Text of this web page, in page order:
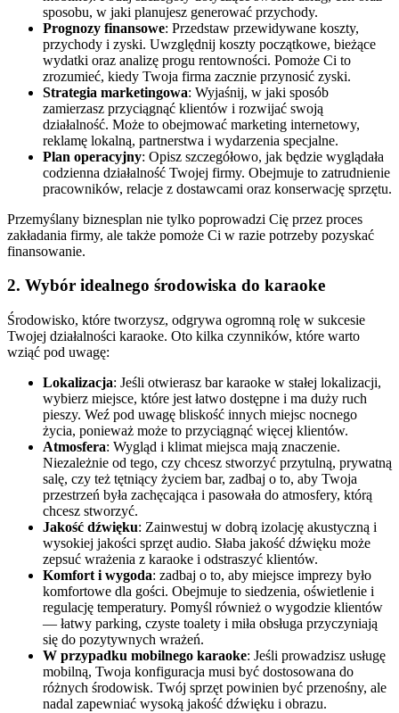
sposobu, w jaki planujesz generować przychody.
Prognozy finansowe: Przedstaw przewidywane koszty,
przychody i zyski. Uwzględnij koszty początkowe, bieżące
wydatki oraz analizę progu rentowności. Pomoże Ci to
zrozumieć, kiedy Twoja firma zacznie przynosić zyski.
Strategia marketingowa: Wyjaśnij, w jaki sposób
zamierzasz przyciągnąć klientów i rozwijać swoją
działalność. Może to obejmować marketing internetowy,
reklamę lokalną, partnerstwa i wydarzenia specjalne.
Plan operacyjny: Opisz szczegółowo, jak będzie wyglądała
codzienna działalność Twojej firmy. Obejmuje to zatrudnienie
pracowników, relacje z dostawcami oraz konserwację sprzętu.
Przemyślany biznesplan nie tylko poprowadzi Cię przez proces
zakładania firmy, ale także pomoże Ci w razie potrzeby pozyskać
finansowanie.
2. Wybór idealnego środowiska do karaoke
Środowisko, które tworzysz, odgrywa ogromną rolę w sukcesie
Twojej działalności karaoke. Oto kilka czynników, które warto
wziąć pod uwagę:
Lokalizacja: Jeśli otwierasz bar karaoke w stałej lokalizacji,
wybierz miejsce, które jest łatwo dostępne i ma duży ruch
pieszy. Weź pod uwagę bliskość innych miejsc nocnego
życia, ponieważ może to przyciągnąć więcej klientów.
Atmosfera: Wygląd i klimat miejsca mają znaczenie.
Niezależnie od tego, czy chcesz stworzyć przytulną, prywatną
salę, czy też tętniący życiem bar, zadbaj o to, aby Twoja
przestrzeń była zachęcająca i pasowała do atmosfery, którą
chcesz stworzyć.
Jakość dźwięku: Zainwestuj w dobrą izolację akustyczną i
wysokiej jakości sprzęt audio. Słaba jakość dźwięku może
zepsuć wrażenia z karaoke i odstraszyć klientów.
Komfort i wygoda: zadbaj o to, aby miejsce imprezy było
komfortowe dla gości. Obejmuje to siedzenia, oświetlenie i
regulację temperatury. Pomyśl również o wygodzie klientów
— łatwy parking, czyste toalety i miła obsługa przyczyniają
się do pozytywnych wrażeń.
W przypadku mobilnego karaoke: Jeśli prowadzisz usługę
mobilną, Twoja konfiguracja musi być dostosowana do
różnych środowisk. Twój sprzęt powinien być przenośny, ale
nadal zapewniać wysoką jakość dźwięku i obrazu.